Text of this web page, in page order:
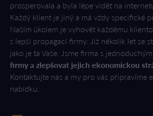
prosperovala a byla lépe vidět na
Každý klient je jiný a má vždy specifické
Naším úkolem je vyhovět každému
s lepší propagací firmy. Již několik let se
jako je ta Vaše. Jsme firma s jednoduchým
firmy a zlepšovat jejich ekonomickou
Kontaktujte nás a my pro vás připravíme
nabídku.